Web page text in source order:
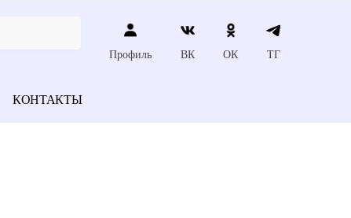
Профиль ВК ОК ТГ
КОНТАКТЫ